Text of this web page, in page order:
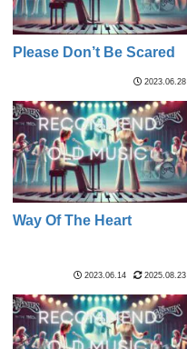
Please Don’t Be Scared
2023.06.28
Way Of The Heart
2023.06.14 2025.08.23